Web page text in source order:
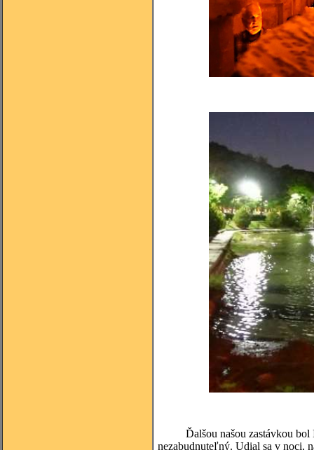
Ďalšou našou zastávkou bol
nezabudnuteľný. Udial sa v noci,